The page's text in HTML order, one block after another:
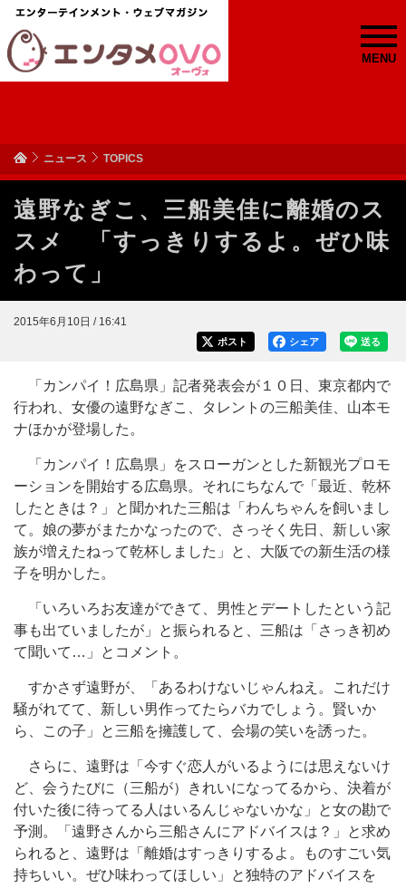
MENU
ニュース TOPICS
遠野なぎこ、三船美佳に離婚のス
スメ 「すっきりするよ。ぜひ味
わって」
2015年6月10日 / 16:41
送る
シェア
ポスト
「カンパイ！広島県」記者発表会が１０日、東京都内で
行われ、女優の遠野なぎこ、タレントの三船美佳、山本モ
ナほかが登場した。
「カンパイ！広島県」をスローガンとした新観光プロモ
ーションを開始する広島県。それにちなんで「最近、乾杯
したときは？」と聞かれた三船は「わんちゃんを飼いまし
て。娘の夢がまたかなったので、さっそく先日、新しい家
族が増えたねって乾杯しました」と、大阪での新生活の様
子を明かした。
「いろいろお友達ができて、男性とデートしたという記
事も出ていましたが」と振られると、三船は「さっき初め
て聞いて…」とコメント。
すかさず遠野が、「あるわけないじゃんねえ。これだけ
騒がれてて、新しい男作ってたらバカでしょう。賢いか
ら、この子」と三船を擁護して、会場の笑いを誘った。
さらに、遠野は「今すぐ恋人がいるようには思えないけ
ど、会うたびに（三船が）きれいになってるから、決着が
付いた後に待ってる人はいるんじゃないかな」と女の勘で
予測。「遠野さんから三船さんにアドバイスは？」と求め
られると、遠野は「離婚はすっきりするよ。ものすごい気
持ちいい。ぜひ味わってほしい」と独特のアドバイスを